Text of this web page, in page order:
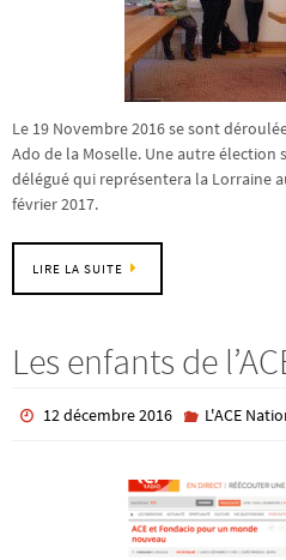
Le 19 Novembre 2016 se sont
Ado de la Moselle. Une autre élection
délégué qui représentera la Lorraine
février 2017.
LIRE LA SUITE
Les enfants de
12 décembre 2016 L'ACE